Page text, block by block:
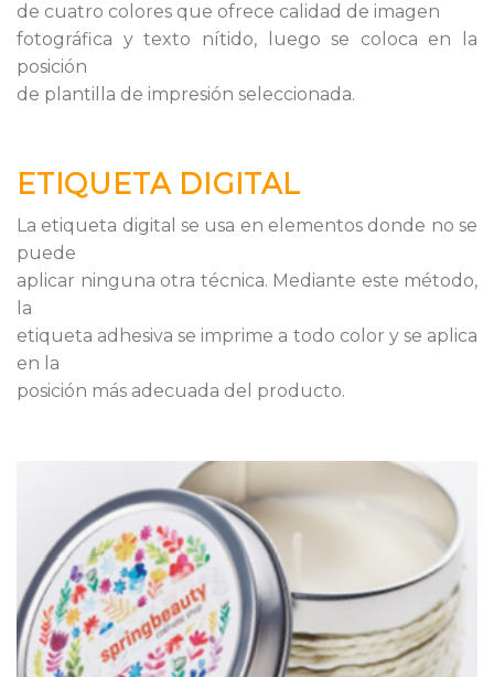
de cuatro colores que ofrece calidad de imagen
fotográfica y texto nítido, luego se coloca en la
posición
de plantilla de impresión seleccionada.
ETIQUETA DIGITAL
La etiqueta digital se usa en elementos donde no se
puede
aplicar ninguna otra técnica. Mediante este método,
la
etiqueta adhesiva se imprime a todo color y se aplica
en la
posición más adecuada del producto.